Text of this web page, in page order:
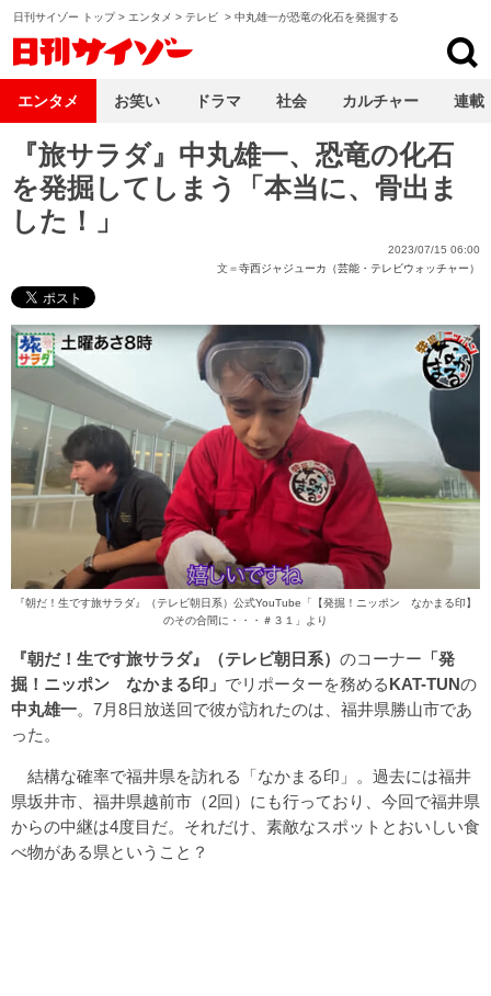
日刊サイゾー トップ> エンタメ > テレビ > 中丸雄一が恐竜の化石を発掘する
『旅サラダ』中丸雄一、恐竜の化石
を発掘してしまう「本当に、骨出ま
した！」
2023/07/15 06:00
文＝寺西ジャジューカ（芸能・テレビウォッチャー）
『朝だ！生です旅サラダ』（テレビ朝日系）公式YouTube 「【発掘！ニッポン なかまる印】
のその合間に・・・＃３１」
より
『朝だ！生です旅サラダ』（テレビ朝日系） のコーナー 「発
掘！ニッポン なかまる印」 でリポーターを務めるKAT-TUNの
中丸雄一。7月8日放送回で彼が訪れたのは、福井県勝山市であ
った。
結構な確率で福井県を訪れる「なかまる印」。過去には福井
県坂井市、福井県越前市（2回）にも行っており、今回で福井県
からの中継は4度目だ。それだけ、素敵なスポットとおいしい食
べ物がある県ということ？
エンタメ お笑い ドラマ 社会 カルチャー 連載